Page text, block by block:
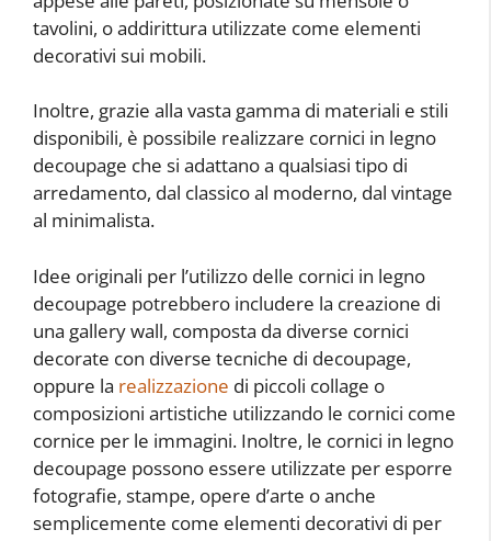
tavolini, o addirittura utilizzate come elementi
decorativi sui mobili.
Inoltre, grazie alla vasta gamma di materiali e stili
disponibili, è possibile realizzare cornici in legno
decoupage che si adattano a qualsiasi tipo di
arredamento, dal classico al moderno, dal vintage
al minimalista.
Idee originali per l’utilizzo delle cornici in legno
decoupage potrebbero includere la creazione di
una gallery wall, composta da diverse cornici
decorate con diverse tecniche di decoupage,
oppure la realizzazione di piccoli collage o
composizioni artistiche utilizzando le cornici come
cornice per le immagini. Inoltre, le cornici in legno
decoupage possono essere utilizzate per esporre
fotografie, stampe, opere d’arte o anche
semplicemente come elementi decorativi di per